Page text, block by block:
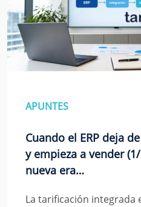
APUNTES
Cuando el ERP deja
y empieza a vender
nueva era…
La tarificación integrada